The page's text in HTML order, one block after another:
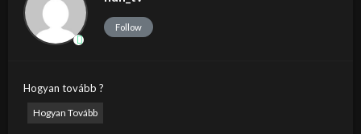
Follow
Hogyan tovább ?
Hogyan Tovább